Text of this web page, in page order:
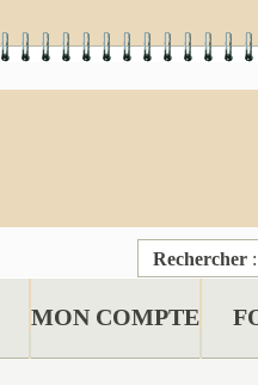
Rechercher
MON COMPTE